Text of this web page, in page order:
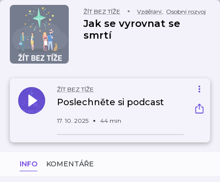
ŽÍT BEZ TÍŽE Vzdělání, Osobní rozvoj
Jak se vyrovnat se
smrtí
ŽÍT BEZ TÍŽE
Poslechněte si podcast
17. 10. 2025 44 min
INFO KOMENTÁŘE